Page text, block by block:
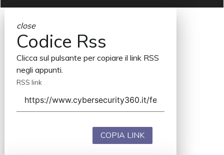
close
Codice Rss
Clicca sul pulsante per copiare il link RSS
negli appunti.
RSS link
COPIA LINK